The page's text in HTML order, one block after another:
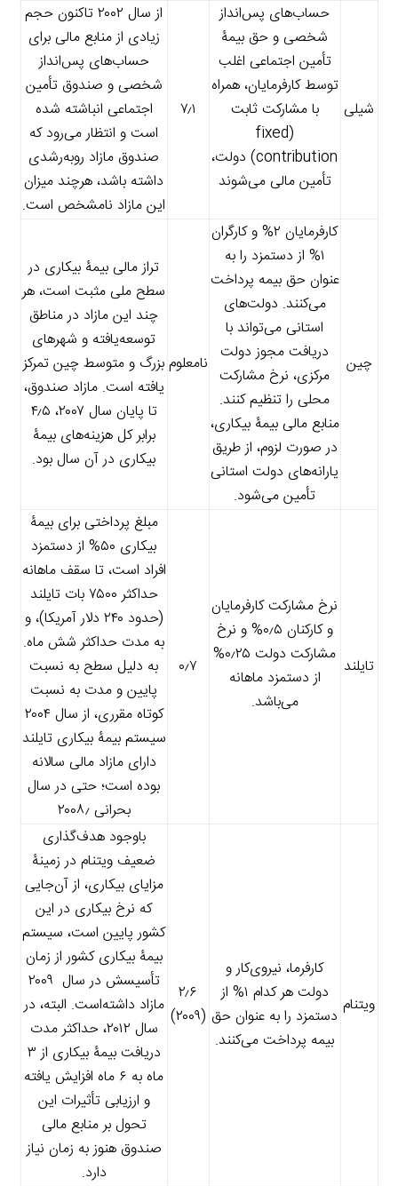
شیلی
حساب‌های پس‌انداز
شخصی و حق بیمۀ
تأمین اجتماعی اغلب
توسط کارفرمایان، همراه
با مشارکت ثابت
(fixed
contribution) دولت،
تأمین مالی می‌شوند
۷٫۱
از سال ۲۰۰۲ تاکنون حجم
زیادی از منابع مالی برای
حساب‌های پس‌انداز
شخصی و صندوق تأمین
اجتماعی انباشته شده
است و انتظار می‌رود که
صندوق مازاد روبه‌رشدی
داشته باشد، هرچند میزان
این مازاد نامشخص است.
چین
کارفرمایان ۲% و کارگران
۱% از دستمزد را به
عنوان حق بیمه پرداخت
می‌کنند. دولت‌های
استانی می‌تواند با
دریافت مجوز دولت
مرکزی، نرخ مشارکت
محلی را تنظیم کنند.
منابع مالی بیمۀ بیکاری،
در صورت لزوم، از طریق
یارانه‌های دولت استانی
تأمین می‌شود.
نامعلوم
تراز مالی بیمۀ بیکاری در
سطح ملی مثبت است، هر
چند این مازاد در مناطق
توسعه‌یافته و شهرهای
بزرگ و متوسط چین تمرکز
یافته است. مازاد صندوق،
تا پایان سال ۲۰۰۷، ۴٫۵
برابر کل هزینه‌های بیمۀ
بیکاری در آن سال بود.
تایلند
نرخ مشارکت کارفرمایان
و کارکنان ۰٫۵% و نرخ
مشارکت دولت ۰٫۲۵%
از دستمزد ماهانه
می‌باشد.
۰٫۷
مبلغ پرداختی برای بیمۀ
بیکاری ۵۰% از دستمزد
افراد است، تا سقف ماهانه
حداکثر ۷۵۰۰ بات تایلند
(حدود ۲۴۰ دلار آمریکا)، و
به مدت حداکثر شش ماه.
به دلیل سطح به نسبت
پایین و مدت به نسبت
کوتاه مقرری، از سال ۲۰۰۴
سیستم بیمۀ بیکاری تایلند
دارای مازاد مالی سالانه
بوده است؛ حتی در سال
بحرانی ۲۰۰۸٫
ویتنام
کارفرما، نیروی‌کار و
دولت هر کدام ۱% از
دستمزد را به عنوان حق
بیمه پرداخت می‌کنند.
۲٫۶
(۲۰۰۹)
باوجود هدف‌گذاری
ضعیف ویتنام در زمینۀ
مزایای بیکاری، از آن‌جایی
که نرخ بیکاری در این
کشور پایین است، سیستم
بیمۀ بیکاری کشور از زمان
تأسیسش در سال ۲۰۰۹
مازاد داشته‌است. البته، در
سال ۲۰۱۲، حداکثر مدت
دریافت بیمۀ بیکاری از ۳
ماه به ۶ ماه افزایش یافته
و ارزیابی تأثیرات این
تحول بر منابع مالی
صندوق هنوز به زمان نیاز
دارد.